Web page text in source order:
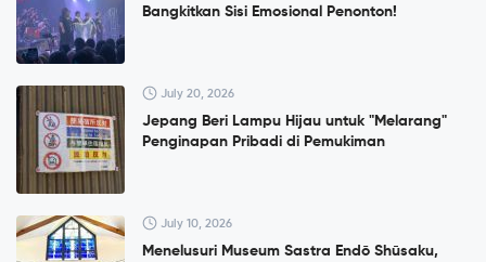
Bangkitkan Sisi Emosional Penonton!
July 20, 2026
Jepang Beri Lampu Hijau untuk "Melarang"
Penginapan Pribadi di Pemukiman
July 10, 2026
Menelusuri Museum Sastra Endō Shūsaku,